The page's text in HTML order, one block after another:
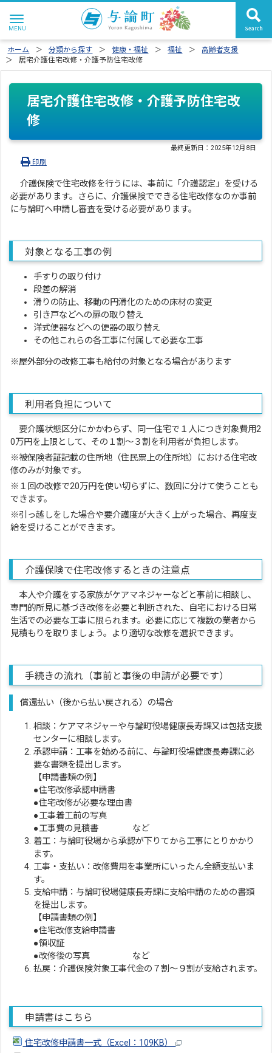
ホーム 分類から探す 健康・福祉 福祉
高齢者支援
居宅介護住宅改修・介護予防住宅改修
居宅介護住宅改修・介護予防住宅改
修
最終更新日：2025年12月8日
印刷
介護保険で住宅改修を行うには、事前に「介護認定」を受ける
必要があります。さらに、介護保険でできる住宅改修なのか事前
に与論町へ申請し審査を受ける必要があります。
対象となる工事の例
手すりの取り付け
段差の解消
滑りの防止、移動の円滑化のための床材の変更
引き戸などへの扉の取り替え
洋式便器などへの便器の取り替え
その他これらの各工事に付属して必要な工事
※屋外部分の改修工事も給付の対象となる場合があります
利用者負担について
要介護状態区分にかかわらず、同一住宅で１人につき対象費用2
0万円を上限として、その１割～３割を利用者が負担します。
※被保険者証記載の住所地（住民票上の住所地）における住宅改
修のみが対象です。
※１回の改修で20万円を使い切らずに、数回に分けて使うことも
できます。
※引っ越しをした場合や要介護度が大きく上がった場合、再度支
給を受けることができます。
介護保険で住宅改修するときの注意点
本人や介護をする家族がケアマネジャーなどと事前に相談し、
専門的所見に基づき改修を必要と判断された、自宅における日常
生活での必要な工事に限られます。必要に応じて複数の業者から
見積もりを取りましょう。より適切な改修を選択できます。
手続きの流れ（事前と事後の申請が必要です）
償還払い（後から払い戻される）の場合
相談：ケアマネジャーや与論町役場健康長寿課又は包括支援
センターに相談します。
承認申請：工事を始める前に、与論町役場健康長寿課に必
要な書類を提出します。
【申請書類の例】
●住宅改修承認申請書
●住宅改修が必要な理由書
●工事着工前の写真
●工事費の見積書 など
着工：与論町役場から承認が下りてから工事にとりかかり
ます。
工事・支払い：改修費用を事業所にいったん全額支払いま
す。
支給申請：与論町役場健康長寿課に支給申請のための書類
を提出します。
【申請書類の例】
●住宅改修支給申請書
●領収証
●改修後の写真 など
払戻：介護保険対象工事代金の７割～９割が支給されます。
申請書はこちら
住宅改修申請書一式（Excel：109KB）